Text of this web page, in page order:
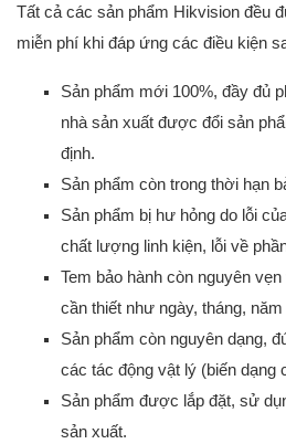
Tất cả các sản phẩm Hikvision đều
miễn phí khi đáp ứng các điều kiện
Sản phẩm mới 100%, đầy đủ
nhà sản xuất được đổi sản
định.
Sản phẩm còn trong thời hạn
Sản phẩm bị hư hỏng do lỗi
chất lượng linh kiện, lỗi về
Tem bảo hành còn nguyên
cần thiết như ngày, tháng,
Sản phẩm còn nguyên dạng,
các tác động vật lý (biến
Sản phẩm được lắp đặt, sử
sản xuất.